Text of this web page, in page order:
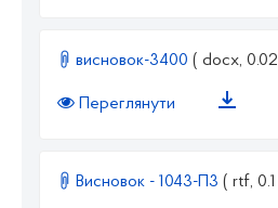
висновок-3400 ( docx,
Переглянути
Висновок - 1043-П3 ( rtf,